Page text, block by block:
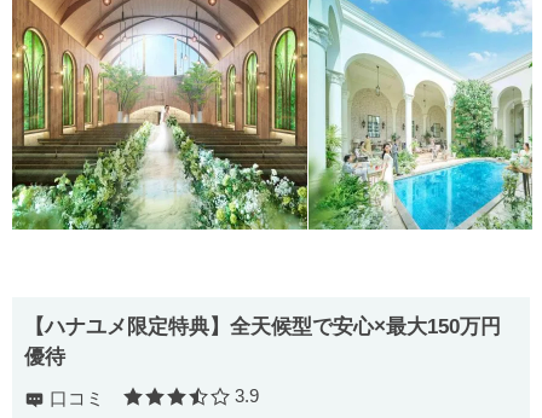
【ハナユメ限定特典】全天候型で安心×最大150万円
優待
口コミ 口コミ評価
3.9